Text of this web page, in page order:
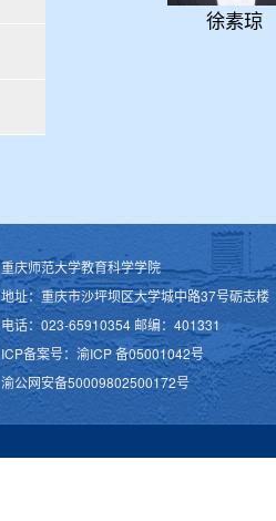
徐素琼
重庆师范大学教育科学学院
地址：重庆市沙坪坝区大学城中路37号砺志楼
电话：023-65910354 邮编：401331
ICP备案号：渝ICP 备05001042号
渝公网安备50009802500172号